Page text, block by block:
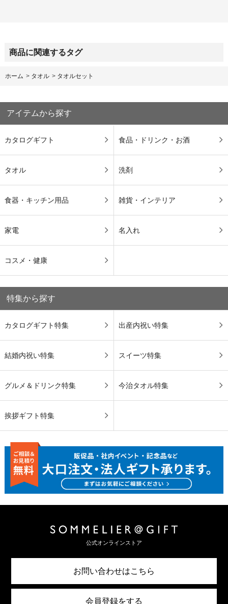
商品に関連するタグ
ホーム > タオル > タオルセット
アイテムから探す
カタログギフト 食品・ドリンク・お酒
タオル 洗剤
食器・キッチン用品 雑貨・インテリア
家電 名入れ
コスメ・健康
特集から探す
カタログギフト特集 出産内祝い特集
結婚内祝い特集 スイーツ特集
グルメ＆ドリンク特集 今治タオル特集
挨拶ギフト特集
公式オンラインストア
お問い合わせはこちら
会員登録をする